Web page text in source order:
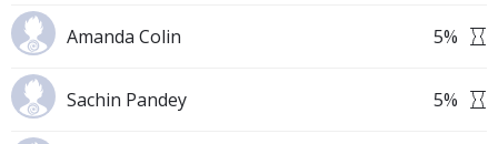
Amanda Colin 5%
Sachin Pandey 5%